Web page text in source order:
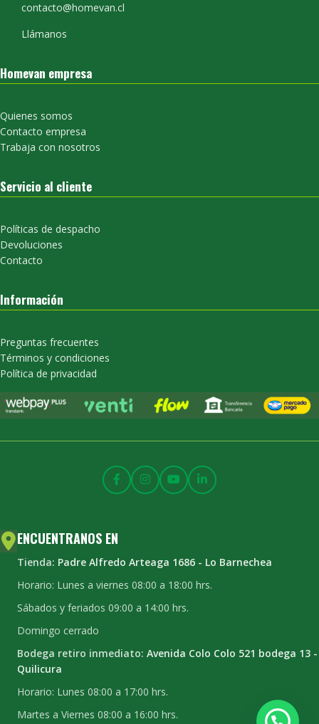
contacto@homevan.cl
Llámanos
Homevan empresa
Quienes somos
Contacto empresa
Trabaja con nosotros
Servicio al cliente
Políticas de despacho
Devoluciones
Contacto
Información
Preguntas frecuentes
Términos y condiciones
Política de privacidad
ENCUENTRANOS EN
Tienda: Padre Alfredo Arteaga 1686 - Lo Barnechea
Horario: Lunes a viernes 08:00 a 18:00 hrs.
Sábados y feriados 09:00 a 14:00 hrs.
Domingo cerrado
Bodega retiro inmediato: Avenida Colo Colo 521 bodega 13 -
Quilicura
Horario: Lunes 08:00 a 17:00 hrs.
Martes a Viernes 08:00 a 16:00 hrs.